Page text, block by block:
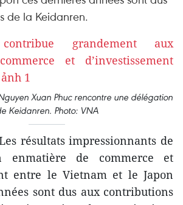
de la Keidanren.
Xuan Phuc rencontre une délégation
Keidanren. Photo: VNA
résultats impressionnants de
enmatière de commerce et
entre le Vietnam et le Japon
sont dus aux contributions